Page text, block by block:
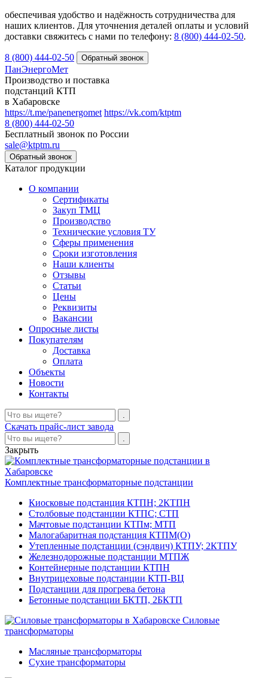
обеспечивая удобство и надёжность сотрудничества для
наших клиентов. Для уточнения деталей оплаты и условий
доставки свяжитесь с нами по телефону: 8 (800) 444‑02‑50.
8 (800) 444-02-50
ПанЭнергоМет
Производство и поставка
подстанций КТП
в Хабаровске
https://t.me/panenergomet https://vk.com/ktptm
8 (800) 444-02-50
Бесплатный звонок по России
sale@ktptm.ru
Каталог продукции
О компании
Сертификаты
Закуп ТМЦ
Производство
Технические условия ТУ
Сферы применения
Сроки изготовления
Наши клиенты
Отзывы
Статьи
Цены
Реквизиты
Вакансии
Опросные листы
Покупателям
Доставка
Оплата
Объекты
Новости
Контакты
Скачать прайс-лист завода
Закрыть
Комплектные трансформаторные подстанции
Киосковые подстанция КТПН; 2КТПН
Столбовые подстанции КТПС; СТП
Мачтовые подстанции КТПм; МТП
Малогабаритная подстанция КТПМ(О)
Утепленные подстанции (сэндвич) КТПУ; 2КТПУ
Железнодорожные подстанции МТПЖ
Контейнерные подстанции КТПН
Внутрицеховые подстанции КТП-ВЦ
Подстанции для прогрева бетона
Бетонные подстанции БКТП, 2БКТП
Силовые
трансформаторы
Масляные трансформаторы
Сухие трансформаторы